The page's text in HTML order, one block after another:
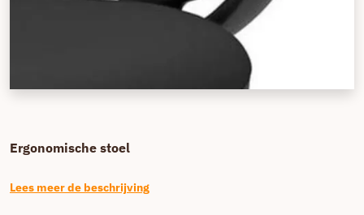
Ergonomische stoel
Lees meer de beschrijving